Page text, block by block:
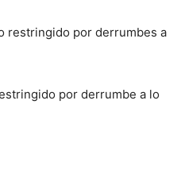
restringido por derrumbes a
por derrumbe a lo